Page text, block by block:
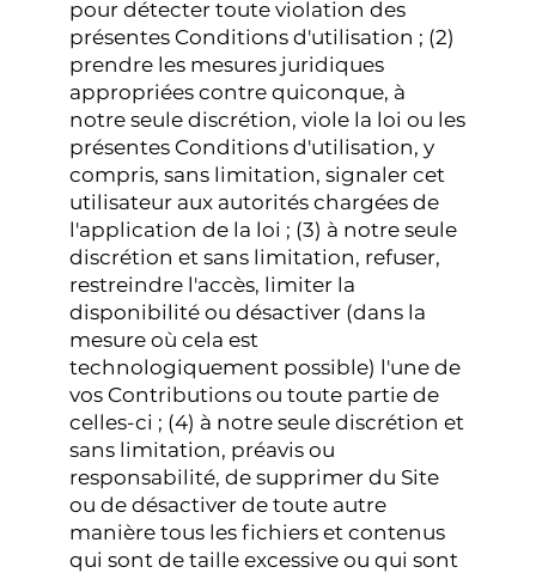
pour détecter toute violation des
présentes Conditions d'utilisation ; (2)
prendre les mesures juridiques
appropriées contre quiconque, à
notre seule discrétion, viole la loi ou les
présentes Conditions d'utilisation, y
compris, sans limitation, signaler cet
utilisateur aux autorités chargées de
l'application de la loi ; (3) à notre seule
discrétion et sans limitation, refuser,
restreindre l'accès, limiter la
disponibilité ou désactiver (dans la
mesure où cela est
technologiquement possible) l'une de
vos Contributions ou toute partie de
celles-ci ; (4) à notre seule discrétion et
sans limitation, préavis ou
responsabilité, de supprimer du Site
ou de désactiver de toute autre
manière tous les fichiers et contenus
qui sont de taille excessive ou qui sont